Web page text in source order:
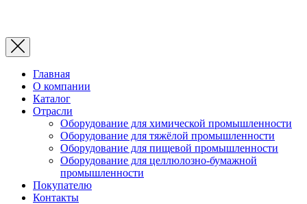
Главная
О компании
Каталог
Отрасли
Оборудование для химической промышленности
Оборудование для тяжёлой промышленности
Оборудование для пищевой промышленности
Оборудование для целлюлозно-бумажной
промышленности
Покупателю
Контакты